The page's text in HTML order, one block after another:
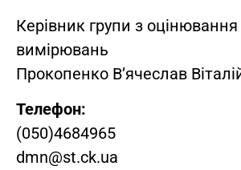
Керівник групи з оцінювання
вимірювань
Прокопенко В’ячеслав
Телефон:
(050)4684965
dmn@st.ck.ua